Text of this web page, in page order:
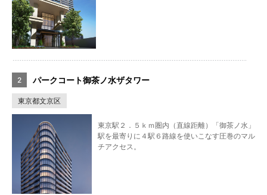
パークコート御茶ノ水ザタワー
東京都文京区
東京駅２．５ｋｍ圏内（直線距離）「御茶ノ水」
駅を最寄りに４駅６路線を使いこなす圧巻のマル
チアクセス。